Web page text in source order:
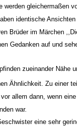
gleichermaßen
identische
Brüder im Märchen
Gedanken auf und
zueinander Nähe
Ähnlichkeit. Zu einer
allem dann, wenn
war.
eine sehr